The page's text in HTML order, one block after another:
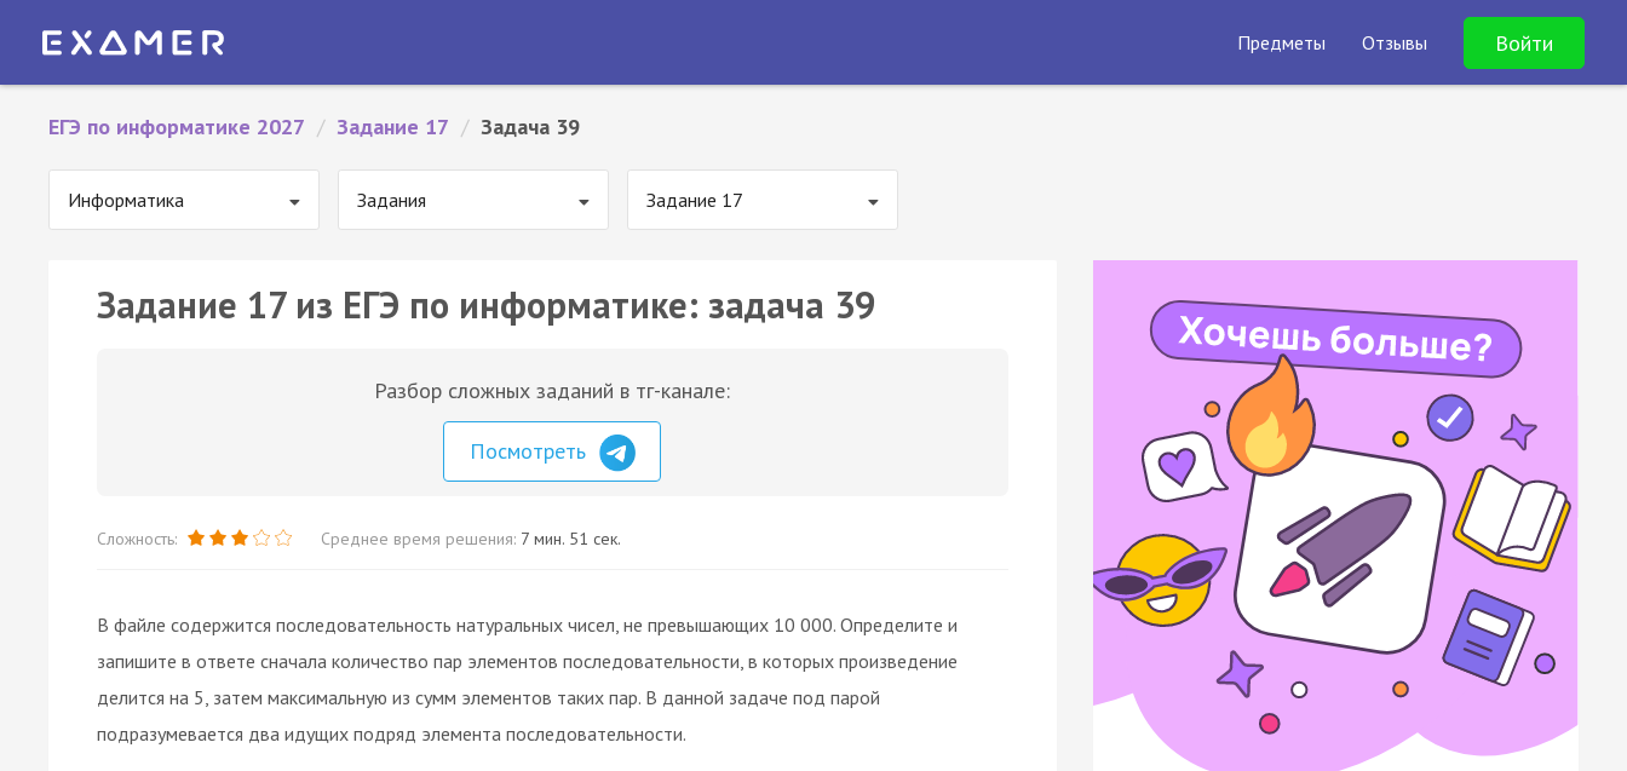
Предметы Отзывы Войти
ЕГЭ по информатике 2027 / Задание 17 / Задача 39
Информатика Задания Задание 17
Задание 17 из ЕГЭ по информатике: задача 39
Разбор сложных заданий в тг-канале:
Посмотреть
Сложность: Среднее время решения: 7 мин. 51 сек.
В файле содержится последовательность натуральных чисел, не превышающих 10 000. Определите и
запишите в ответе сначала количество пар элементов последовательности, в которых произведение
делится на 5, затем максимальную из сумм элементов таких пар. В данной задаче под парой
подразумевается два идущих подряд элемента последовательности.